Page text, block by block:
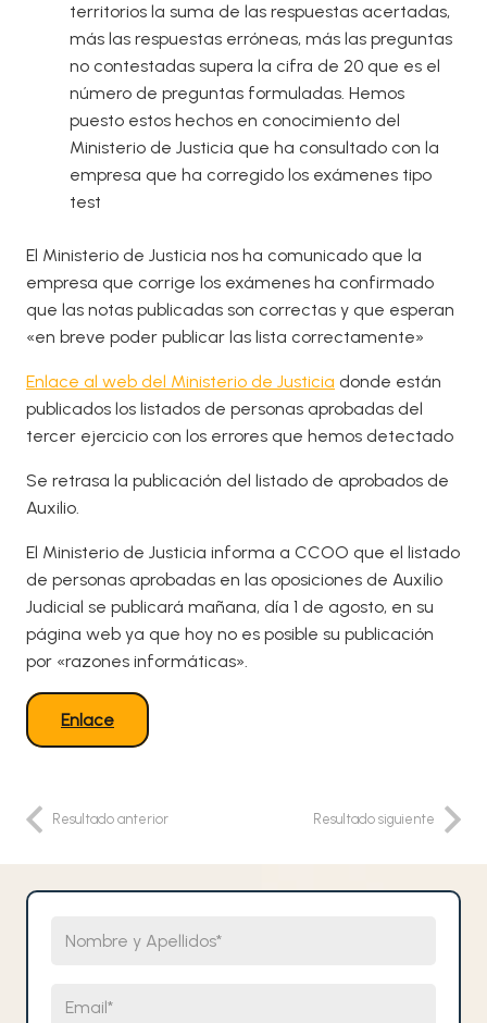
territorios la suma de las respuestas acertadas,
más las respuestas erróneas, más las preguntas
no contestadas supera la cifra de 20 que es el
número de preguntas formuladas. Hemos
puesto estos hechos en conocimiento del
Ministerio de Justicia que ha consultado con la
empresa que ha corregido los exámenes tipo
test
El Ministerio de Justicia nos ha comunicado que la
empresa que corrige los exámenes ha confirmado
que las notas publicadas son correctas y que esperan
«en breve poder publicar las lista correctamente»
Enlace al web del Ministerio de Justicia donde están
publicados los listados de personas aprobadas del
tercer ejercicio con los errores que hemos detectado
Se retrasa la publicación del listado de aprobados de
Auxilio.
El Ministerio de Justicia informa a CCOO que el listado
de personas aprobadas en las oposiciones de Auxilio
Judicial se publicará mañana, día 1 de agosto, en su
página web ya que hoy no es posible su publicación
por «razones informáticas».
Enlace
Resultado anterior Resultado siguiente